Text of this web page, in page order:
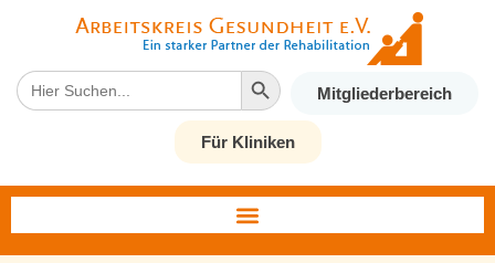
Search
for:
Search Button
Mitgliederbereich
Für Kliniken